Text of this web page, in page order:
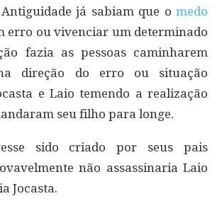
já sabiam que o medo
erro ou vivenciar um determinado
fazia as pessoas caminharem
direção do erro ou situação
e Laio temendo a realização
seu filho para longe.
sido criado por seus pais
não assassinaria Laio
Jocasta.